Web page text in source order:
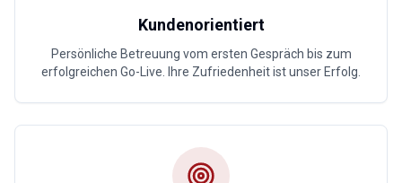
Kundenorientiert
Persönliche Betreuung vom ersten Gespräch bis zum
erfolgreichen Go-Live. Ihre Zufriedenheit ist unser Erfolg.